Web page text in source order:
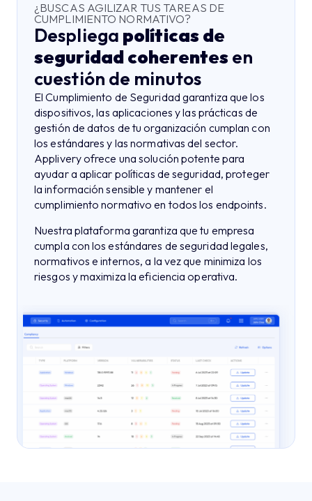
¿BUSCAS AGILIZAR TUS TAREAS DE
CUMPLIMIENTO NORMATIVO?
Despliega políticas de
seguridad coherentesen
cuestión de minutos
El Cumplimiento de Seguridad garantiza que los
dispositivos, las aplicaciones y las prácticas de
gestión de datos de tu organización cumplan con
los estándares y las normativas del sector.
Applivery ofrece una solución potente para
ayudar a aplicar políticas de seguridad, proteger
la información sensible y mantener el
cumplimiento normativo en todos los endpoints.
Nuestra plataforma garantiza que tu empresa
cumpla con los estándares de seguridad legales,
normativos e internos, a la vez que minimiza los
riesgos y maximiza la eficiencia operativa.